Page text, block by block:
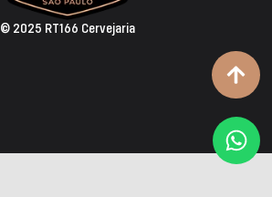
© 2025 RT166 Cervejaria